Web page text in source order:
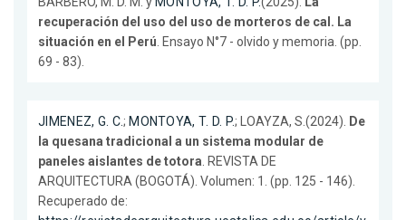
recuperación del uso del uso de morteros de cal. La
situación en el Perú. Ensayo N°7 - olvido y memoria. (pp.
69 - 83).
JIMENEZ, G. C.; MONTOYA, T. D. P.; LOAYZA, S.(2024). De
la quesana tradicional a un sistema modular de
paneles aislantes de totora. REVISTA DE
ARQUITECTURA (BOGOTÁ). Volumen: 1. (pp. 125 - 146).
Recuperado de: